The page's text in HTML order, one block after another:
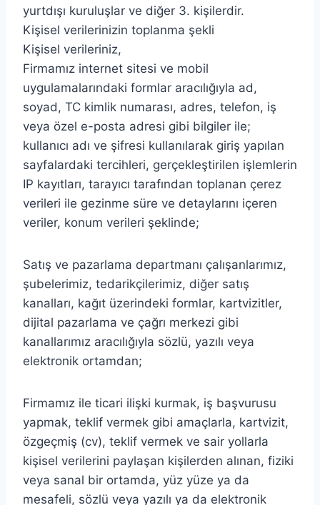
yurtdışı kuruluşlar ve diğer 3. kişilerdir.
Kişisel verilerinizin toplanma şekli
Kişisel verileriniz,
Firmamız internet sitesi ve mobil
uygulamalarındaki formlar aracılığıyla ad,
soyad, TC kimlik numarası, adres, telefon, iş
veya özel e-posta adresi gibi bilgiler ile;
kullanıcı adı ve şifresi kullanılarak giriş yapılan
sayfalardaki tercihleri, gerçekleştirilen işlemlerin
IP kayıtları, tarayıcı tarafından toplanan çerez
verileri ile gezinme süre ve detaylarını içeren
veriler, konum verileri şeklinde;
Satış ve pazarlama departmanı çalışanlarımız,
şubelerimiz, tedarikçilerimiz, diğer satış
kanalları, kağıt üzerindeki formlar, kartvizitler,
dijital pazarlama ve çağrı merkezi gibi
kanallarımız aracılığıyla sözlü, yazılı veya
elektronik ortamdan;
Firmamız ile ticari ilişki kurmak, iş başvurusu
yapmak, teklif vermek gibi amaçlarla, kartvizit,
özgeçmiş (cv), teklif vermek ve sair yollarla
kişisel verilerini paylaşan kişilerden alınan, fiziki
veya sanal bir ortamda, yüz yüze ya da
mesafeli, sözlü veya yazılı ya da elektronik